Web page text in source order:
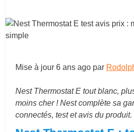
Mise à jour6 ans ago par
Nest Thermostat E tout blanc,
moins cher ! Nest complète sa
connectés, test et avis du produit.